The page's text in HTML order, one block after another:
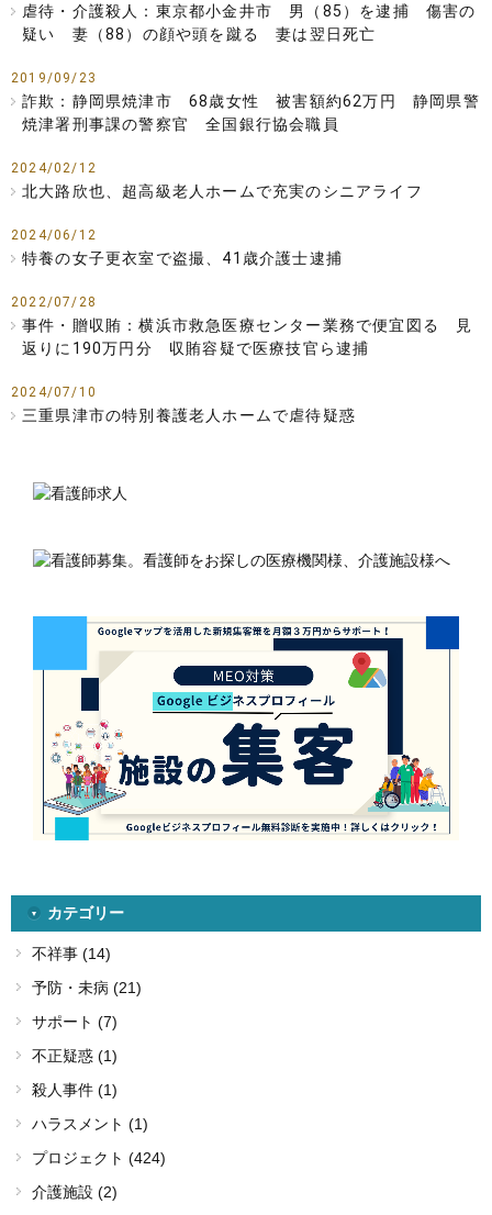
虐待・介護殺人：東京都小金井市 男（85）を逮捕 傷害の
疑い 妻（88）の顔や頭を蹴る 妻は翌日死亡
2019/09/23
詐欺：静岡県焼津市 68歳女性 被害額約62万円 静岡県警
焼津署刑事課の警察官 全国銀行協会職員
2024/02/12
北大路欣也、超高級老人ホームで充実のシニアライフ
2024/06/12
特養の女子更衣室で盗撮、41歳介護士逮捕
2022/07/28
事件・贈収賄：横浜市救急医療センター業務で便宜図る 見
返りに190万円分 収賄容疑で医療技官ら逮捕
2024/07/10
三重県津市の特別養護老人ホームで虐待疑惑
カテゴリー
不祥事 (14)
予防・未病 (21)
サポート (7)
不正疑惑 (1)
殺人事件 (1)
ハラスメント (1)
プロジェクト (424)
介護施設 (2)